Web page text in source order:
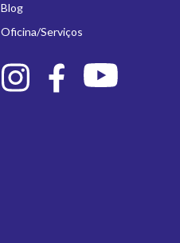
Blog
Oficina/Serviços